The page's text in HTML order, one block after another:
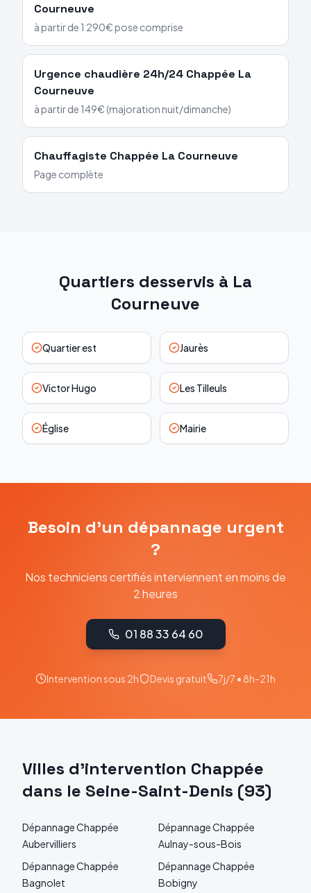
Courneuve
à partir de 1 290€ pose comprise
Urgence chaudière 24h/24 Chappée La
Courneuve
à partir de 149€ (majoration nuit/dimanche)
Chauffagiste Chappée La Courneuve
Page complète
Quartiers desservis à La
Courneuve
Quartier est Jaurès
Victor Hugo Les Tilleuls
Église Mairie
Besoin d'un dépannage urgent
?
Nos techniciens certifiés interviennent en moins de
2 heures
01 88 33 64 60
Intervention sous 2h Devis gratuit 7j/7 • 8h-21h
Villes d'intervention Chappée
dans le Seine-Saint-Denis (93)
DépannageChappée
Aubervilliers
DépannageChappée
Aulnay-sous-Bois
DépannageChappée
Bagnolet
DépannageChappée
Bobigny